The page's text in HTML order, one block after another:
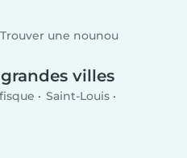
Trouver une nounou
villes
Saint-Louis